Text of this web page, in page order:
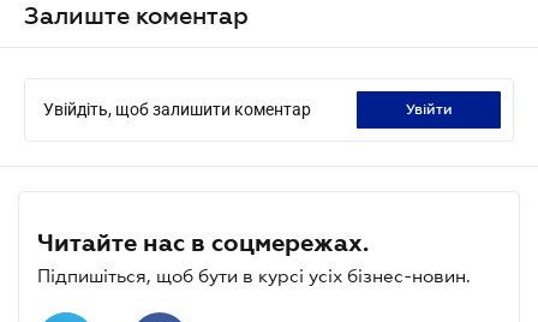
Залиште коментар
Увійдіть, щоб залишити коментар увійти
Читайте нас в соцмережах.
Підпишіться, щоб бути в курсі усіх бізнес-новин.